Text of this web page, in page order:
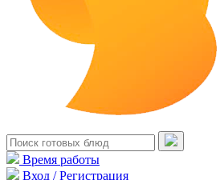
Время работы
Вход / Регистрация